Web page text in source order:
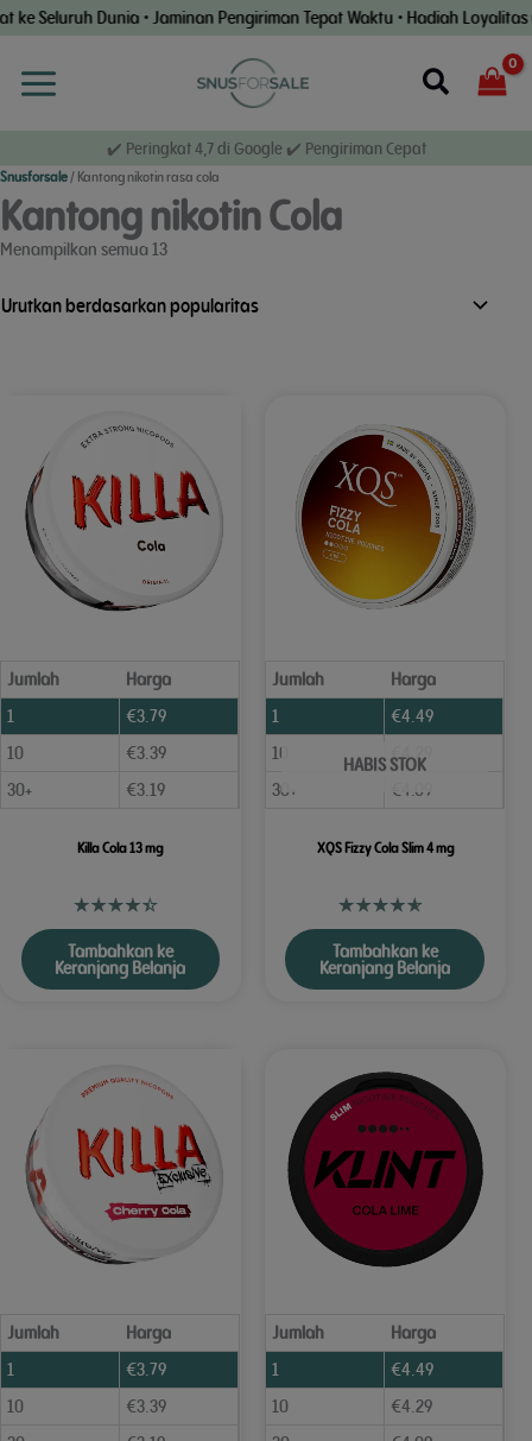
Lewati
ke
konten
Dunia • Jaminan Pengiriman Tepat Waktu • Hadiah Loyalitas
Cari
✔️ Peringkat 4,7 di Google ✔️ Pengiriman Cepat
Snusforsale/Kantong nikotin rasa cola
Kantong nikotin Cola
Menampilkan semua 13hasil,
popularitas
Jumlah
Harga
1
€3.79
10
€3.39
30+
€3.19
Killa Cola 13 mg
Tambahkan ke
Keranjang Belanja
Jumlah
Harga
1
€4.49
10
€4.29
30+
€4.09
HABIS STOK
XQS Fizzy Cola Slim 4 mg
Tambahkan ke
Keranjang Belanja
Jumlah
Harga
1
€3.79
10
€3.39
Jumlah
Harga
1
€4.49
10
€4.29